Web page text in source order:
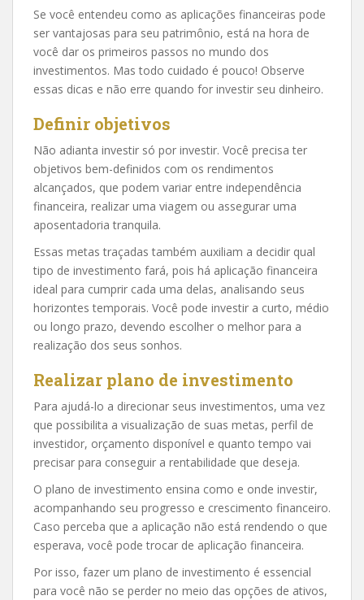
Se você entendeu como as aplicações financeiras pode
ser vantajosas para seu patrimônio, está na hora de
você dar os primeiros passos no mundo dos
investimentos. Mas todo cuidado é pouco! Observe
essas dicas e não erre quando for investir seu dinheiro.
Definir objetivos
Não adianta investir só por investir. Você precisa ter
objetivos bem-definidos com os rendimentos
alcançados, que podem variar entre independência
financeira, realizar uma viagem ou assegurar uma
aposentadoria tranquila.
Essas metas traçadas também auxiliam a decidir qual
tipo de investimento fará, pois há aplicação financeira
ideal para cumprir cada uma delas, analisando seus
horizontes temporais. Você pode investir a curto, médio
ou longo prazo, devendo escolher o melhor para a
realização dos seus sonhos.
Realizar plano de investimento
Para ajudá-lo a direcionar seus investimentos, uma vez
que possibilita a visualização de suas metas, perfil de
investidor, orçamento disponível e quanto tempo vai
precisar para conseguir a rentabilidade que deseja.
O plano de investimento ensina como e onde investir,
acompanhando seu progresso e crescimento financeiro.
Caso perceba que a aplicação não está rendendo o que
esperava, você pode trocar de aplicação financeira.
Por isso, fazer um plano de investimento é essencial
para você não se perder no meio das opções de ativos,